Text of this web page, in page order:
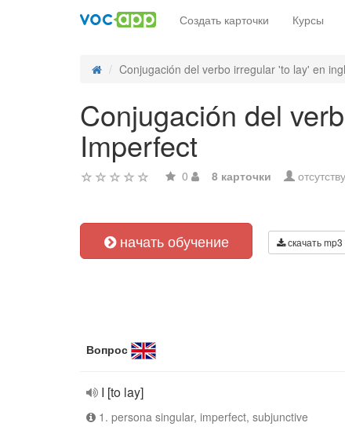
Создать карточки Курсы
Conjugación del verbo irregular 'to lay' en
Conjugación del
Imperfect
0 8 карточки
начать обучение скачать mp3
Вопрос
I [to lay]
1. persona singular, imperfect, subjunctive